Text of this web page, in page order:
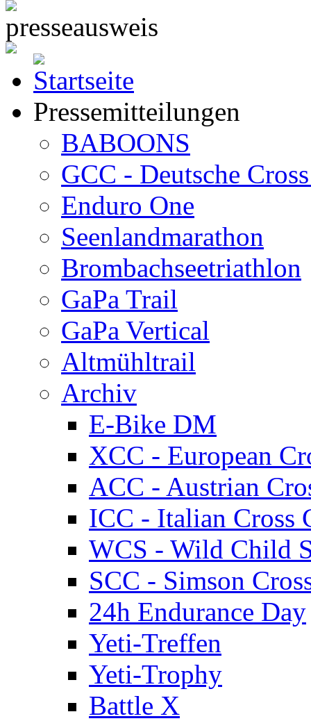
Pressemitteilungen
BABOONS
GCC - Deutsche
Enduro One
Seenlandmarathon
Brombachseetriathlon
GaPa Trail
GaPa Vertical
Altmühltrail
Archiv
E-Bike DM
XCC - European
ACC - Austrian
ICC - Italian Cross
WCS - Wild Child
SCC - Simson
24h Endurance Day
Yeti-Treffen
Yeti-Trophy
Battle X